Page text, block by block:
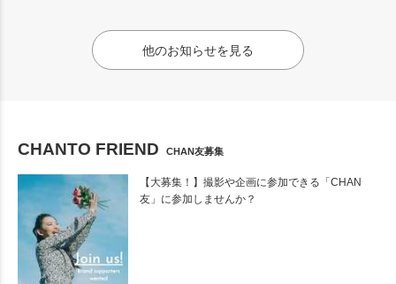
他のお知らせを見る
CHANTO FRIEND CHAN友募集
【大募集！】撮影や企画に参加できる「CHAN
友」に参加しませんか？